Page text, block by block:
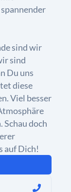
sind wir
sind
Du uns
diese
Viel besser
Schau doch
auf Dich!